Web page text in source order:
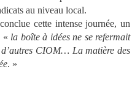
au niveau local.
cette intense journée, un
« la boîte à idées ne se refermait
CIOM… La matière des
. »